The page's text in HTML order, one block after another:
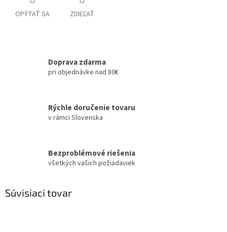
OPÝTAŤ SA ZDIEĽAŤ
Doprava zdarma
pri objednávke nad 80€
Rýchle doručenie tovaru
v rámci Slovenska
Bezproblémové riešenia
všetkých vašich požiadaviek
Súvisiaci tovar